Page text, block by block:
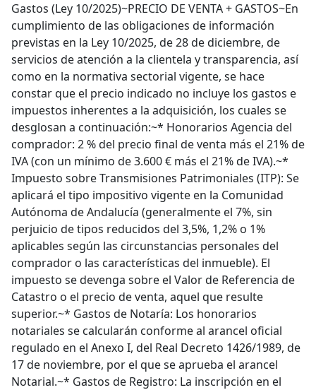
Gastos (Ley 10/2025)~PRECIO DE VENTA + GASTOS~En
cumplimiento de las obligaciones de información
previstas en la Ley 10/2025, de 28 de diciembre, de
servicios de atención a la clientela y transparencia, así
como en la normativa sectorial vigente, se hace
constar que el precio indicado no incluye los gastos e
impuestos inherentes a la adquisición, los cuales se
desglosan a continuación:~* Honorarios Agencia del
comprador: 2 % del precio final de venta más el 21% de
IVA (con un mínimo de 3.600 € más el 21% de IVA).~*
Impuesto sobre Transmisiones Patrimoniales (ITP): Se
aplicará el tipo impositivo vigente en la Comunidad
Autónoma de Andalucía (generalmente el 7%, sin
perjuicio de tipos reducidos del 3,5%, 1,2% o 1%
aplicables según las circunstancias personales del
comprador o las características del inmueble). El
impuesto se devenga sobre el Valor de Referencia de
Catastro o el precio de venta, aquel que resulte
superior.~* Gastos de Notaría: Los honorarios
notariales se calcularán conforme al arancel oficial
regulado en el Anexo I, del Real Decreto 1426/1989, de
17 de noviembre, por el que se aprueba el arancel
Notarial.~* Gastos de Registro: La inscripción en el